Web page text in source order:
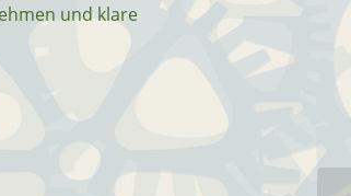
und klare